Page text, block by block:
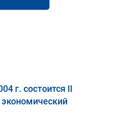
г. состоится II